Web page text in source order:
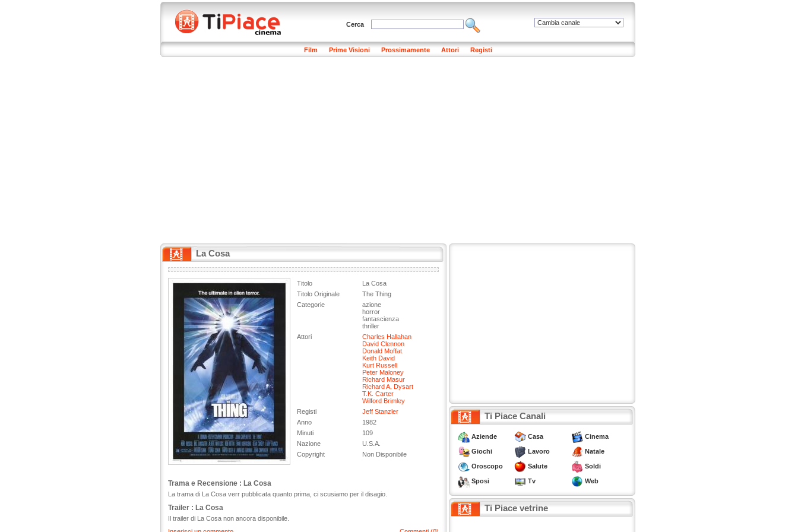
Cerca
Film Prime Visioni Prossimamente Attori Registi
La Cosa
Titolo
La Cosa
Titolo Originale
The Thing
Categorie
azione
horror
fantascienza
thriller
Attori
Charles Hallahan
David Clennon
Donald Moffat
Keith David
Kurt Russell
Peter Maloney
Richard Masur
Richard A. Dysart
T.K. Carter
Wilford Brimley
Registi
Jeff Stanzler
Anno
1982
Minuti
109
Nazione
U.S.A.
Copyright
Non Disponibile
Trama e Recensione : La Cosa
La trama di La Cosa verr pubblicata quanto prima, ci scusiamo per il disagio.
Trailer : La Cosa
Il trailer di La Cosa non ancora disponibile.
Ti Piace Canali
Aziende Casa Cinema
Giochi Lavoro Natale
Oroscopo Salute Soldi
Sposi Tv Web
Ti Piace vetrine